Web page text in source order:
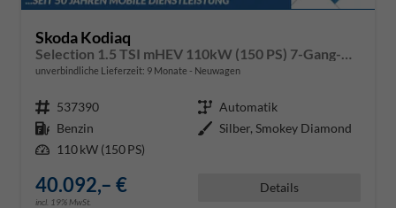
Skoda Kodiaq
unverbindliche Lieferzeit: 9 Monate Neuwagen
Fahrzeugnr. 537390 Getriebe Automatik
Kraftstoff Benzin Außenfarbe Silber, Smokey Diamond
Leistung 110 kW (150 PS)
40.092,– €
incl. 19% MwSt.
Details